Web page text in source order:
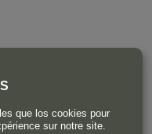
que los cookies pour
sur notre site.